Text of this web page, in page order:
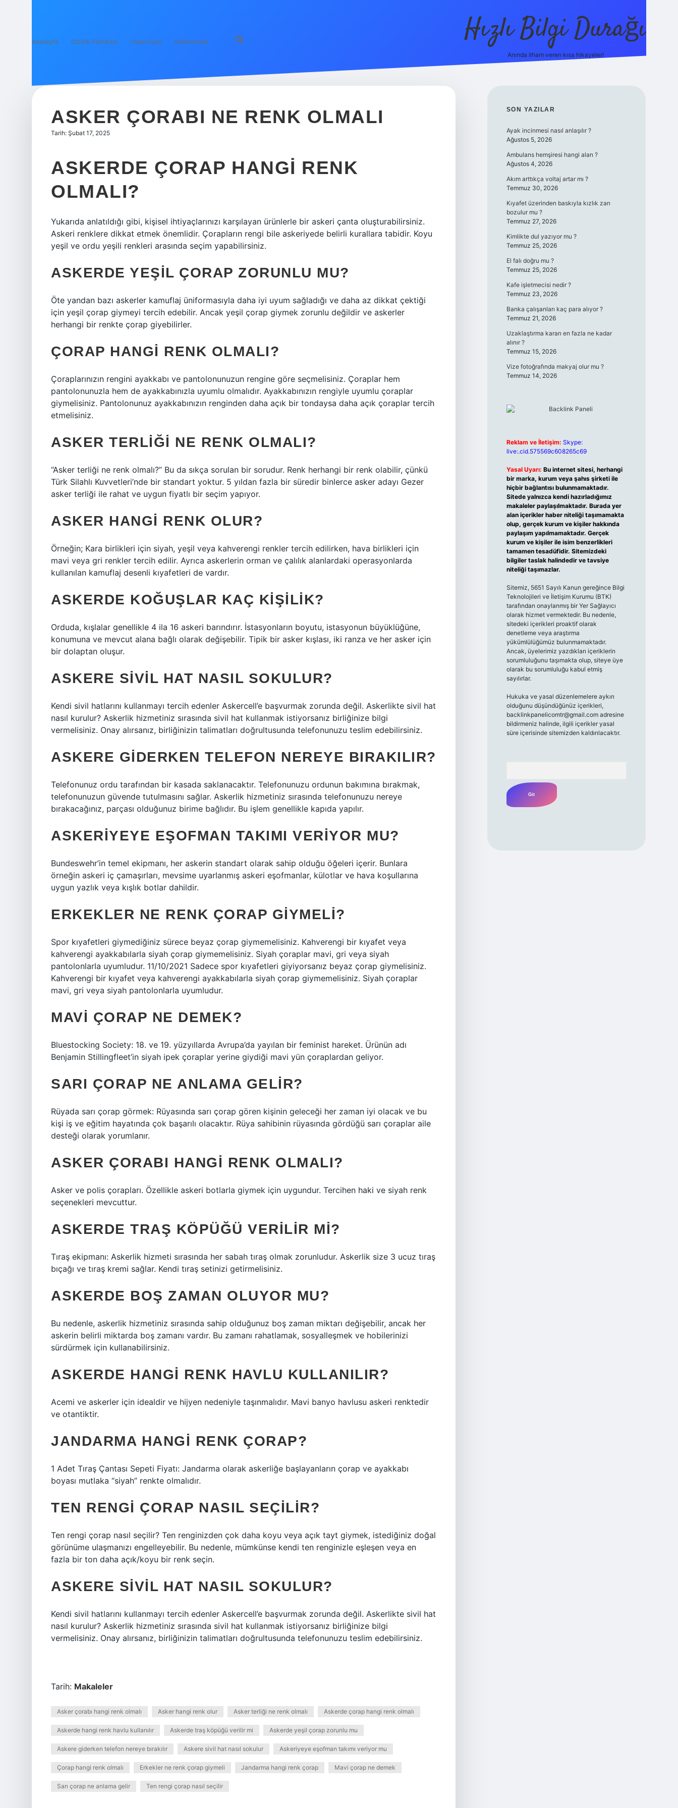
Anasayfa Gizlilik Politikası Yasal Uyarı Hakkımızda Hızlı Bilgi Durağı
Anında ilham veren kısa hikayeler!
ASKER ÇORABI NE RENK OLMALI
Tarih: Şubat 17, 2025
ASKERDE ÇORAP HANGI RENK
OLMALI?
Yukarıda anlatıldığı gibi, kişisel ihtiyaçlarınızı karşılayan ürünlerle bir askeri çanta oluşturabilirsiniz.
Askeri renklere dikkat etmek önemlidir. Çorapların rengi bile askeriyede belirli kurallara tabidir. Koyu
yeşil ve ordu yeşili renkleri arasında seçim yapabilirsiniz.
ASKERDE YEŞIL ÇORAP ZORUNLU MU?
Öte yandan bazı askerler kamuflaj üniformasıyla daha iyi uyum sağladığı ve daha az dikkat çektiği
için yeşil çorap giymeyi tercih edebilir. Ancak yeşil çorap giymek zorunlu değildir ve askerler
herhangi bir renkte çorap giyebilirler.
ÇORAP HANGI RENK OLMALI?
Çoraplarınızın rengini ayakkabı ve pantolonunuzun rengine göre seçmelisiniz. Çoraplar hem
pantolonunuzla hem de ayakkabınızla uyumlu olmalıdır. Ayakkabınızın rengiyle uyumlu çoraplar
giymelisiniz. Pantolonunuz ayakkabınızın renginden daha açık bir tondaysa daha açık çoraplar tercih
etmelisiniz.
ASKER TERLIĞI NE RENK OLMALI?
“Asker terliği ne renk olmalı?” Bu da sıkça sorulan bir sorudur. Renk herhangi bir renk olabilir, çünkü
Türk Silahlı Kuvvetleri’nde bir standart yoktur. 5 yıldan fazla bir süredir binlerce asker adayı Gezer
asker terliği ile rahat ve uygun fiyatlı bir seçim yapıyor.
ASKER HANGI RENK OLUR?
Örneğin; Kara birlikleri için siyah, yeşil veya kahverengi renkler tercih edilirken, hava birlikleri için
mavi veya gri renkler tercih edilir. Ayrıca askerlerin orman ve çalılık alanlardaki operasyonlarda
kullanılan kamuflaj desenli kıyafetleri de vardır.
ASKERDE KOĞUŞLAR KAÇ KIŞILIK?
Orduda, kışlalar genellikle 4 ila 16 askeri barındırır. İstasyonların boyutu, istasyonun büyüklüğüne,
konumuna ve mevcut alana bağlı olarak değişebilir. Tipik bir asker kışlası, iki ranza ve her asker için
bir dolaptan oluşur.
ASKERE SIVIL HAT NASIL SOKULUR?
Kendi sivil hatlarını kullanmayı tercih edenler Askercell’e başvurmak zorunda değil. Askerlikte sivil hat
nasıl kurulur? Askerlik hizmetiniz sırasında sivil hat kullanmak istiyorsanız birliğinize bilgi
vermelisiniz. Onay alırsanız, birliğinizin talimatları doğrultusunda telefonunuzu teslim edebilirsiniz.
ASKERE GIDERKEN TELEFON NEREYE BIRAKILIR?
Telefonunuz ordu tarafından bir kasada saklanacaktır. Telefonunuzu ordunun bakımına bırakmak,
telefonunuzun güvende tutulmasını sağlar. Askerlik hizmetiniz sırasında telefonunuzu nereye
bırakacağınız, parçası olduğunuz birime bağlıdır. Bu işlem genellikle kapıda yapılır.
ASKERIYEYE EŞOFMAN TAKIMI VERIYOR MU?
Bundeswehr’in temel ekipmanı, her askerin standart olarak sahip olduğu öğeleri içerir. Bunlara
örneğin askeri iç çamaşırları, mevsime uyarlanmış askeri eşofmanlar, külotlar ve hava koşullarına
uygun yazlık veya kışlık botlar dahildir.
ERKEKLER NE RENK ÇORAP GIYMELI?
Spor kıyafetleri giymediğiniz sürece beyaz çorap giymemelisiniz. Kahverengi bir kıyafet veya
kahverengi ayakkabılarla siyah çorap giymemelisiniz. Siyah çoraplar mavi, gri veya siyah
pantolonlarla uyumludur. 11/10/2021 Sadece spor kıyafetleri giyiyorsanız beyaz çorap giymelisiniz.
Kahverengi bir kıyafet veya kahverengi ayakkabılarla siyah çorap giymemelisiniz. Siyah çoraplar
mavi, gri veya siyah pantolonlarla uyumludur.
MAVI ÇORAP NE DEMEK?
Bluestocking Society: 18. ve 19. yüzyıllarda Avrupa’da yayılan bir feminist hareket. Ürünün adı
Benjamin Stillingfleet’in siyah ipek çoraplar yerine giydiği mavi yün çoraplardan geliyor.
SARI ÇORAP NE ANLAMA GELIR?
Rüyada sarı çorap görmek: Rüyasında sarı çorap gören kişinin geleceği her zaman iyi olacak ve bu
kişi iş ve eğitim hayatında çok başarılı olacaktır. Rüya sahibinin rüyasında gördüğü sarı çoraplar aile
desteği olarak yorumlanır.
ASKER ÇORABI HANGI RENK OLMALI?
Asker ve polis çorapları. Özellikle askeri botlarla giymek için uygundur. Tercihen haki ve siyah renk
seçenekleri mevcuttur.
ASKERDE TRAŞ KÖPÜĞÜ VERILIR MI?
Tıraş ekipmanı: Askerlik hizmeti sırasında her sabah tıraş olmak zorunludur. Askerlik size 3 ucuz tıraş
bıçağı ve tıraş kremi sağlar. Kendi tıraş setinizi getirmelisiniz.
ASKERDE BOŞ ZAMAN OLUYOR MU?
Bu nedenle, askerlik hizmetiniz sırasında sahip olduğunuz boş zaman miktarı değişebilir, ancak her
askerin belirli miktarda boş zamanı vardır. Bu zamanı rahatlamak, sosyalleşmek ve hobilerinizi
sürdürmek için kullanabilirsiniz.
ASKERDE HANGI RENK HAVLU KULLANILIR?
Acemi ve askerler için idealdir ve hijyen nedeniyle taşınmalıdır. Mavi banyo havlusu askeri renktedir
ve otantiktir.
JANDARMA HANGI RENK ÇORAP?
1 Adet Tıraş Çantası Sepeti Fiyatı: Jandarma olarak askerliğe başlayanların çorap ve ayakkabı
boyası mutlaka “siyah” renkte olmalıdır.
TEN RENGI ÇORAP NASIL SEÇILIR?
Ten rengi çorap nasıl seçilir? Ten renginizden çok daha koyu veya açık tayt giymek, istediğiniz doğal
görünüme ulaşmanızı engelleyebilir. Bu nedenle, mümkünse kendi ten renginizle eşleşen veya en
fazla bir ton daha açık/koyu bir renk seçin.
ASKERE SIVIL HAT NASIL SOKULUR?
Kendi sivil hatlarını kullanmayı tercih edenler Askercell’e başvurmak zorunda değil. Askerlikte sivil hat
nasıl kurulur? Askerlik hizmetiniz sırasında sivil hat kullanmak istiyorsanız birliğinize bilgi
vermelisiniz. Onay alırsanız, birliğinizin talimatları doğrultusunda telefonunuzu teslim edebilirsiniz.
Tarih: Makaleler
Asker çorabı hangi renk olmalı Asker hangi renk olur Asker terliği ne renk olmalı Askerde çorap hangi renk olmalı
Askerde hangi renk havlu kullanılır Askerde traş köpüğü verilir mi Askerde yeşil çorap zorunlu mu
Askere giderken telefon nereye bırakılır Askere sivil hat nasıl sokulur Askeriyeye eşofman takımı veriyor mu
Çorap hangi renk olmalı Erkekler ne renk çorap giymeli Jandarma hangi renk çorap Mavi çorap ne demek
Sarı çorap ne anlama gelir Ten rengi çorap nasıl seçilir
SIDEBAR
SON YAZILAR
Ayak incinmesi nasıl anlaşılır ?
Ağustos 5, 2026
Ambulans hemşiresi hangi alan ?
Ağustos 4, 2026
Akım arttıkça voltaj artar mı ?
Temmuz 30, 2026
Kıyafet üzerinden baskıyla kızlık zarı
bozulur mu ?
Temmuz 27, 2026
Kimlikte dul yazıyor mu ?
Temmuz 25, 2026
El falı doğru mu ?
Temmuz 25, 2026
Kafe işletmecisi nedir ?
Temmuz 23, 2026
Banka çalışanları kaç para alıyor ?
Temmuz 21, 2026
Uzaklaştırma kararı en fazla ne kadar
alınır ?
Temmuz 15, 2026
Vize fotoğrafında makyaj olur mu ?
Temmuz 14, 2026
Reklam ve İletişim: Skype:
live:.cid.575569c608265c69
Yasal Uyarı: Bu internet sitesi, herhangi
bir marka, kurum veya şahıs şirketi ile
hiçbir bağlantısı bulunmamaktadır.
Sitede yalnızca kendi hazırladığımız
makaleler paylaşılmaktadır. Burada yer
alan içerikler haber niteliği taşımamakta
olup, gerçek kurum ve kişiler hakkında
paylaşım yapılmamaktadır. Gerçek
kurum ve kişiler ile isim benzerlikleri
tamamen tesadüfidir. Sitemizdeki
bilgiler taslak halindedir ve tavsiye
niteliği taşımazlar.
Sitemiz, 5651 Sayılı Kanun gereğince Bilgi
Teknolojileri ve İletişim Kurumu (BTK)
tarafından onaylanmış bir Yer Sağlayıcı
olarak hizmet vermektedir. Bu nedenle,
sitedeki içerikleri proaktif olarak
denetleme veya araştırma
yükümlülüğümüz bulunmamaktadır.
Ancak, üyelerimiz yazdıkları içeriklerin
sorumluluğunu taşımakta olup, siteye üye
olarak bu sorumluluğu kabul etmiş
sayılırlar.
Hukuka ve yasal düzenlemelere aykırı
olduğunu düşündüğünüz içerikleri,
backlinkpanelicomtr@gmail.comadresine
bildirmeniz halinde, ilgili içerikler yasal
süre içerisinde sitemizden kaldırılacaktır.